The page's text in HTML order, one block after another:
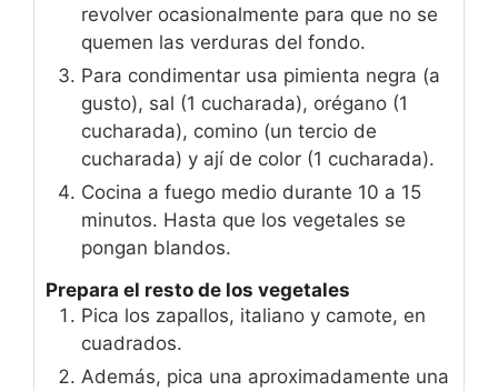
revolver ocasionalmente para que no se
quemen las verduras del fondo.
Para condimentar usa pimienta negra (a
gusto), sal (1 cucharada), orégano (1
cucharada), comino (un tercio de
cucharada) y ají de color (1 cucharada).
Cocina a fuego medio durante 10 a 15
minutos. Hasta que los vegetales se
pongan blandos.
Prepara el resto de los vegetales
Pica los zapallos, italiano y camote, en
cuadrados.
Además, pica una aproximadamente una